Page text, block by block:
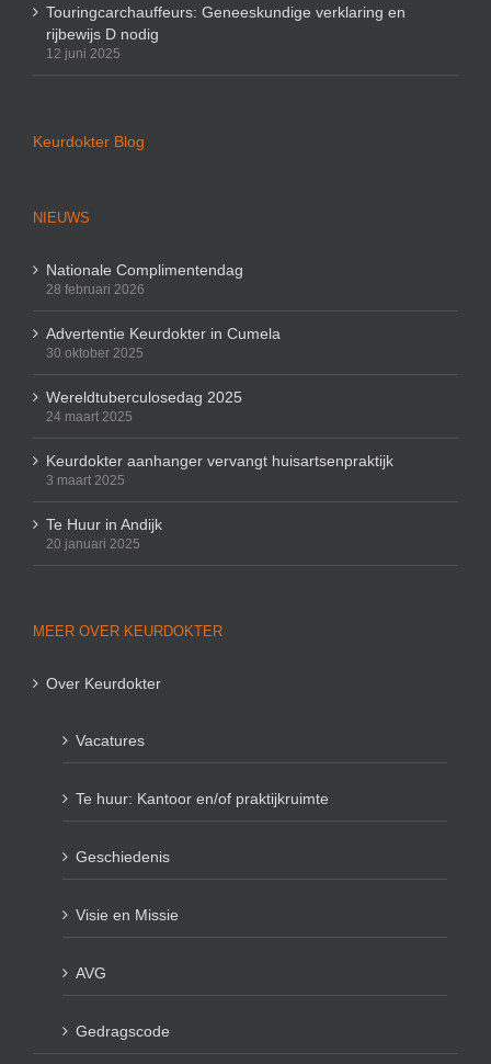
Touringcarchauffeurs: Geneeskundige verklaring en
rijbewijs D nodig
12 juni 2025
Keurdokter Blog
NIEUWS
Nationale Complimentendag
28 februari 2026
Advertentie Keurdokter in Cumela
30 oktober 2025
Wereldtuberculosedag 2025
24 maart 2025
Keurdokter aanhanger vervangt huisartsenpraktijk
3 maart 2025
Te Huur in Andijk
20 januari 2025
MEER OVER KEURDOKTER
Over Keurdokter
Vacatures
Te huur: Kantoor en/of praktijkruimte
Geschiedenis
Visie en Missie
AVG
Gedragscode